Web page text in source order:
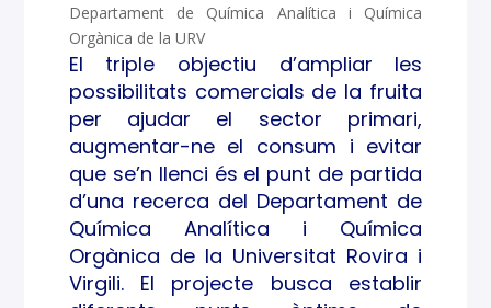
ne
les
possi
bilita
ts
com
Departament de Química Analítica i Química
Orgànica de la URV
El triple objectiu d’ampliar les
possibilitats comercials de la fruita
per ajudar el sector primari,
augmentar-ne el consum i evitar
que se’n llenci és el punt de partida
d’una recerca del Departament de
Química Analítica i Química
Orgànica de la Universitat Rovira i
Virgili. El projecte busca establir